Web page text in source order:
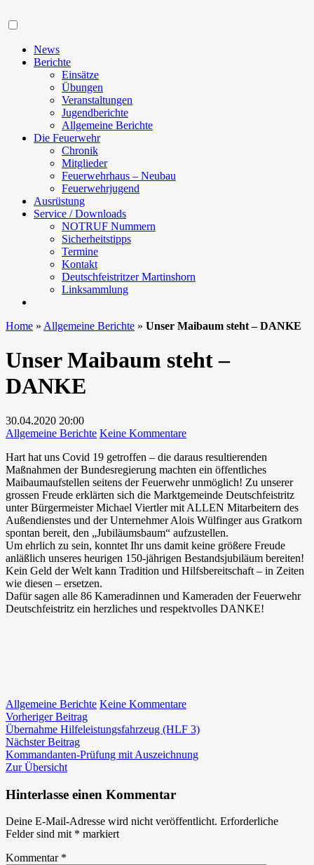
News
Berichte
Einsätze
Übungen
Veranstaltungen
Jugendberichte
Allgemeine Berichte
Die Feuerwehr
Chronik
Mitglieder
Feuerwehrhaus – Neubau
Feuerwehrjugend
Ausrüstung
Service / Downloads
NOTRUF Nummern
Sicherheitstipps
Termine
Kontakt
Deutschfeistritzer Martinshorn
Linksammlung
Home » Allgemeine Berichte » Unser Maibaum steht – DANKE
Unser Maibaum steht –
DANKE
30.04.2020 20:00
Allgemeine Berichte Keine Kommentarezu
Maibaum
steht
–
DANKE
Hart hat uns Covid 19 getroffen – die daraus resultierenden
Maßnahmen der Bundesregierung machten ein öffentliches
Maibaumaufstellen seitens der Feuerwehr unmöglich! Zu unserer
grossen Freude erklärten sich die Marktgemeinde Deutschfeistritz
unter Bürgermeister Michael Viertler mit ALLEN Mitarbeitern des
Außendienstes und der Unternehmer Alois Wülfinger aus Gratkorn
spontan bereit, den „Jubiläumsbaum“ aufzustellen.
Um ehrlich zu sein, konntet Ihr uns damit keine größere Freude
anläßlich unseres heurigen 150-jährigen Bestandsjubiläum bereiten!
Kein Geld der Welt kann Tradition und Hilfsbereitschaft – in Zeiten
wie diesen – ersetzen.
Dafür sagen alle 86 Kameradinnen und Kameraden der Feuerwehr
Deutschfeistritz ein herzliches und respektvolles DANKE!
Allgemeine Berichte Keine Kommentarezu
Maibaum
–
Beitragsnavigation
Vorheriger BeitragVorheriger
Beitrag:
Übernahme Hilfeleistungsfahrzeug (HLF 3)
Nächster BeitragNächster
Beitrag:
Kommandanten-Prüfung mit Auszeichnung
Zur Übersicht
Hinterlasse einen Kommentar
Deine E-Mail-Adresse wird nicht veröffentlicht. Erforderliche
Felder sind mit * markiert
Kommentar *